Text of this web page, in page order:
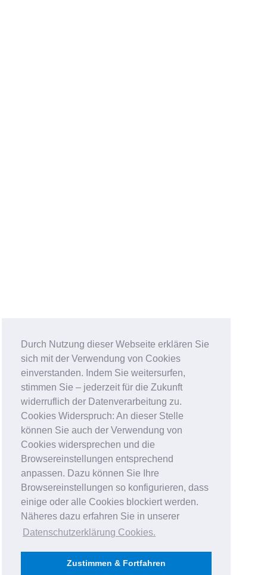
Durch Nutzung dieser Webseite erklären Sie
sich mit der Verwendung von Cookies
einverstanden. Indem Sie weitersurfen,
stimmen Sie – jederzeit für die Zukunft
widerruflich der Datenverarbeitung zu.
Cookies Widerspruch: An dieser Stelle
können Sie auch der Verwendung von
Cookies widersprechen und die
Browsereinstellungen entsprechend
anpassen. Dazu können Sie Ihre
Browsereinstellungen so konfigurieren, dass
einige oder alle Cookies blockiert werden.
Näheres dazu erfahren Sie in unserer
Datenschutzerklärung Cookies.
Zustimmen & Fortfahren